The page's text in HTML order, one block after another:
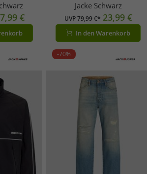
€
Jacke Schwarz
UVP79,99 €* 23,99 €
In den Warenkorb
-70%